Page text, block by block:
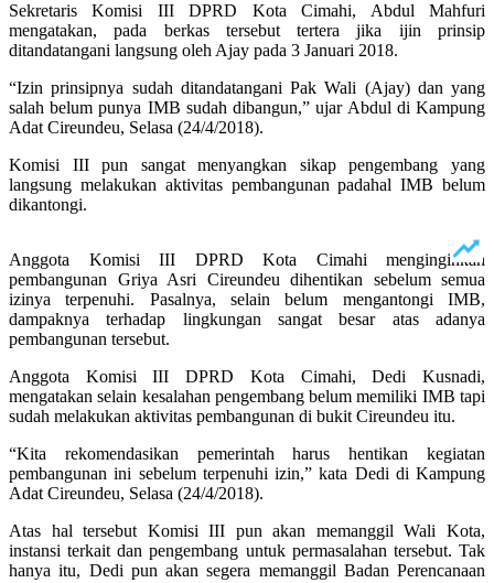
Sekretaris Komisi III DPRD Kota Cimahi, Abdul Mahfuri
mengatakan, pada berkas tersebut tertera jika ijin prinsip
ditandatangani langsung oleh Ajay pada 3 Januari 2018.
“Izin prinsipnya sudah ditandatangani Pak Wali (Ajay) dan yang
salah belum punya IMB sudah dibangun,” ujar Abdul di Kampung
Adat Cireundeu, Selasa (24/4/2018).
Komisi III pun sangat menyangkan sikap pengembang yang
langsung melakukan aktivitas pembangunan padahal IMB belum
dikantongi.
Anggota Komisi III DPRD Kota Cimahi menginginkan
pembangunan Griya Asri Cireundeu dihentikan sebelum semua
izinya terpenuhi. Pasalnya, selain belum mengantongi IMB,
dampaknya terhadap lingkungan sangat besar atas adanya
pembangunan tersebut.
‎Anggota Komisi III DPRD Kota Cimahi, Dedi Kusnadi,
mengatakan selain kesalahan pengembang belum memiliki IMB tapi
sudah melakukan aktivitas pembangunan di bukit Cireundeu itu.
“Kita rekomendasikan pemerintah harus hentikan kegiatan
pembangunan ini sebelum terpenuhi izin,” kata Dedi di Kampung
Adat Cireundeu, Selasa (24/4/2018).
Atas hal tersebut Komisi III pun akan memanggil Wali Kota,
instansi terkait dan pengembang untuk permasalahan tersebut. Tak
hanya itu, Dedi pun akan segera memanggil Badan Perencanaan